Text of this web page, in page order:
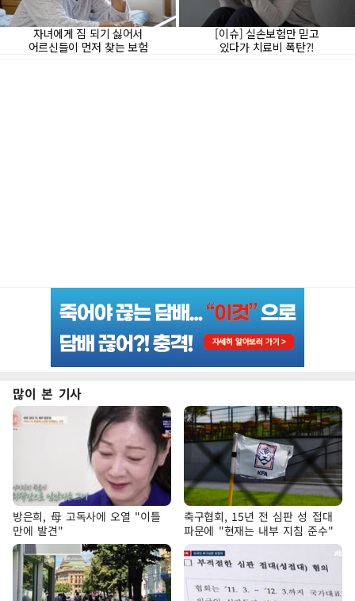
많이 본 기사
방은희, 母 고독사에 오열 "이틀
만에 발견"
축구협회, 15년 전 심판 성 접대
파문에 "현재는 내부 지침 준수"